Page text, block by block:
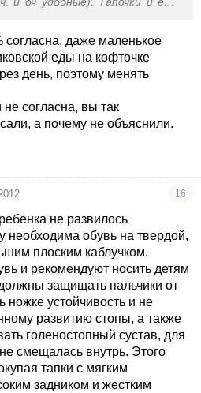
бы не на 5 размеров больше.
двоих деток напишу свой
зима
5 шт.(меняли каждый
совсем прохладно.
+ 5 футболочек(блузочек).
должен всегда быть идеально
неважно фирма на нем или
и аккуратность всегда
У меня была подружка
говорила:"Чистенького
хочется обнять, а если
трехдневный суп и т.п.)
к себе."
согласна, даже маленькое
еды на кофточке
день, поэтому менять
не согласна, вы так
а почему не объяснили.
16
не развилось
необходима обувь на твердой,
плоским каблучком.
и рекомендуют носить детям
защищать пальчики от
ножке устойчивость и не
развитию стопы, а также
голеностопный сустав, для
смещалась внутрь. Этого
тапки с мягким
задником и жестким